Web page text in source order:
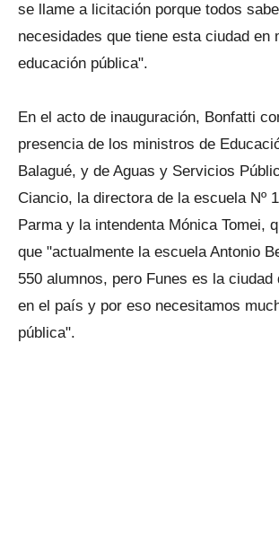
se llame a licitación porque todos
necesidades que tiene esta ciudad en
educación pública".
En el acto de inauguración, Bonfatti
presencia de los ministros de
Balagué, y de Aguas y Servicios
Ciancio, la directora de la escuela Nº
Parma y la intendenta Mónica Tomei,
que "actualmente la escuela Antonio
550 alumnos, pero Funes es la
en el país y por eso necesitamos
pública".